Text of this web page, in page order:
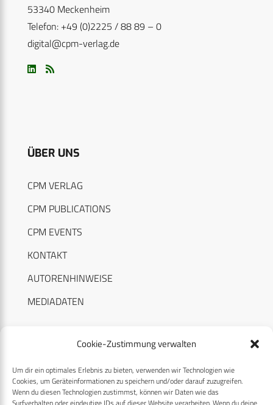
Cookie-Zustimmung verwalten
Um dir ein optimales Erlebnis zu bieten, verwenden wir Technologien wie
Cookies, um Geräteinformationen zu speichern und/oder darauf zuzugreifen.
Wenn du diesen Technologien zustimmst, können wir Daten wie das
53340 Meckenheim
Telefon: +49 (0)2225 / 88 89 – 0
digital@cpm-verlag.de
ÜBER UNS
CPM VERLAG
CPM PUBLICATIONS
CPM EVENTS
KONTAKT
AUTORENHINWEISE
MEDIADATEN
RECHTLICHES